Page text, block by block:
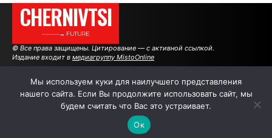
CHERNIVTSI
———→ FUTURE
© Все права защищены. Цитирование — с активной ссылкой.
Издание входит в медиагруппу MistoOnline
АВТОРЫ РЕКЛАМА НА САЙТЕ
Мы используем куки для наилучшего представления
нашего сайта. Если Вы продолжите использовать сайт, мы
будем считать что Вас это устраивает.
Ок